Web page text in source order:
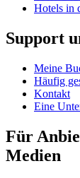
Hotels in
Support
Meine
Häufig
Kontakt
Eine
Für
Medien